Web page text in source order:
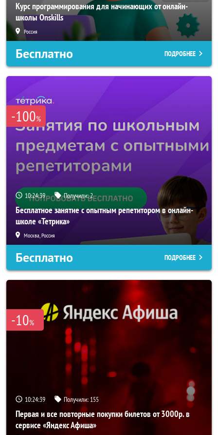
Курс программирования для начинающих от онлайн-
школы Onskills
Россия
Бесплатно ПОДРОБНЕЕ
-100%
10:24:39 Получили:2
Бесплатное занятие с опытным репетитором в онлайн-
школе «Тетрика»
Москва, Россия
Бесплатно ПОДРОБНЕЕ
-10%
10:24:39 Получили: 155
Первая и все повторные покупки билетов от 3000р. в
сервисе «Яндекс Афиша»